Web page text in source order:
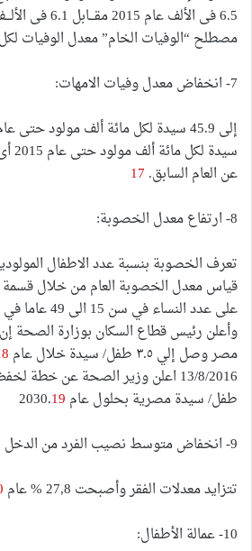
مصطلح “الوفيات الخام” معدل الوفيات لكل 1000 من السكان.
7- انخفاض معدل وفيات الامهات:
عن العام السابق.
8- ارتفاع معدل الخصوبة:
تعرف الخصوبة بنسبة عدد الاطفال
قياس معدل الخصوبة العام من خلال قسمة
على عدد
وأعلن رئيس قطاع السكان بوزارة الصحة
مصر وصل إلي ٣.٥ طفل/ سيدة خلال عام 2015.
طفل/ سيدة مصرية بحلول عام 2030. 19
9- انخفاض متوسط نصيب الفرد من الدخل القومي:
تتزايد معدلات الفقر وأصبحت 27,8 % عام 2015.
10- عمالة الأطفال: